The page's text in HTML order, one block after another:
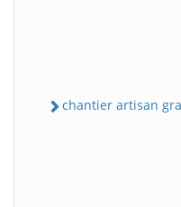
chantier artisan